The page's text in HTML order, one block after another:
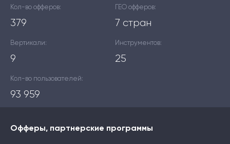
Кол-во офферов:
379
ГЕО офферов:
7 стран
Вертикали:
9
Инструментов:
25
Кол-во пользователей:
93 959
Офферы, партнерские программы